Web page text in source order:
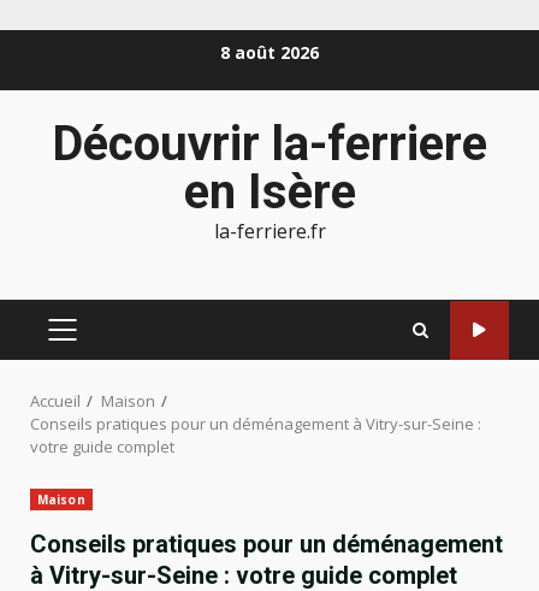
8 août 2026
Découvrir la-ferriere
en Isère
la-ferriere.fr
MENU
Accueil
Maison
Conseils pratiques pour un déménagement à Vitry-sur-Seine :
votre guide complet
Maison
Conseils pratiques pour un déménagement
à Vitry-sur-Seine : votre guide complet